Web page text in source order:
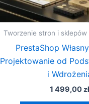
Tworzenie stron i
PrestaShop
Projektowanie od
i
1 499,00 zł